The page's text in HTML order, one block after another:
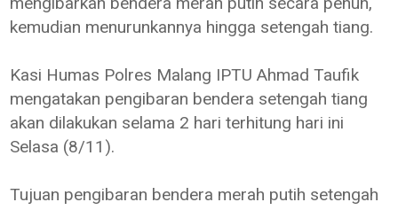
kemudian menurunkannya hingga setengah tiang.
Kasi Humas Polres Malang IPTU Ahmad Taufik
mengatakan pengibaran bendera setengah tiang
akan dilakukan selama 2 hari terhitung hari ini
Selasa (8/11).
Tujuan pengibaran bendera merah putih setengah